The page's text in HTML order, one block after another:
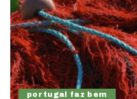
portugal faz bem